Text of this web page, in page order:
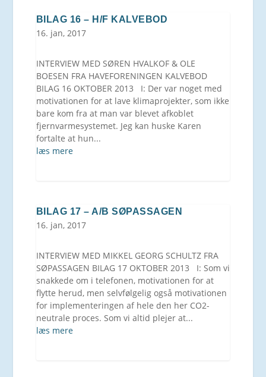
BILAG 16 – H/F KALVEBOD
16. jan, 2017
INTERVIEW MED SØREN HVALKOF & OLE
BOESEN FRA HAVEFORENINGEN KALVEBOD
BILAG 16 OKTOBER 2013 I: Der var noget med
motivationen for at lave klimaprojekter, som ikke
bare kom fra at man var blevet afkoblet
fjernvarmesystemet. Jeg kan huske Karen
fortalte at hun...
læs mere
BILAG 17 – A/B SØPASSAGEN
16. jan, 2017
INTERVIEW MED MIKKEL GEORG SCHULTZ FRA
SØPASSAGEN BILAG 17 OKTOBER 2013 I: Som vi
snakkede om i telefonen, motivationen for at
flytte herud, men selvfølgelig også motivationen
for implementeringen af hele den her CO2-
neutrale proces. Som vi altid plejer at...
læs mere